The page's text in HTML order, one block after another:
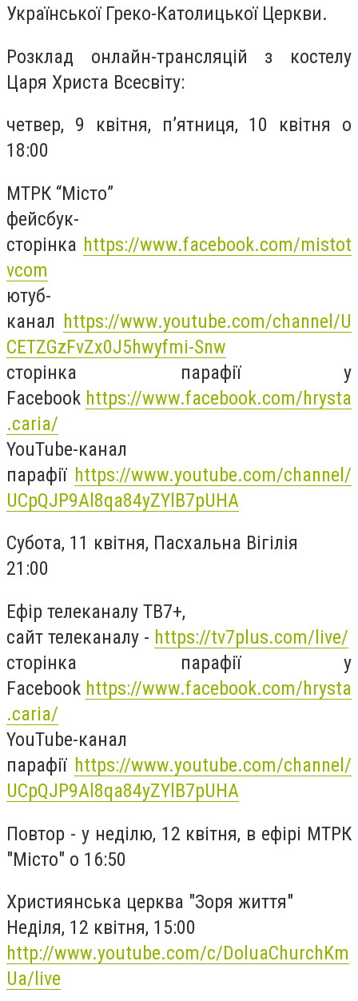
Української Греко-Католицької Церкви.
Розклад онлайн-трансляцій з костелу
Царя Христа Всесвіту:
четвер, 9 квітня, п’ятниця, 10 квітня о
18:00
МТРК “Місто”
фейсбук-
сторінка https://www.facebook.com/mistot
vcom
ютуб-
канал https://www.youtube.com/channel/U
CETZGzFvZx0J5hwyfmi-Snw
сторінка парафії у
Facebook https://www.facebook.com/hrysta
.caria/
YouTube-канал
парафії https://www.youtube.com/channel/
UCpQJP9Al8qa84yZYlB7pUHA
Субота, 11 квітня, Пасхальна Вігілія
21:00
Ефір телеканалу ТВ7+,
сайт телеканалу - https://tv7plus.com/live/
сторінка парафії у
Facebook https://www.facebook.com/hrysta
.caria/
YouTube-канал
парафії https://www.youtube.com/channel/
UCpQJP9Al8qa84yZYlB7pUHA
Повтор - у неділю, 12 квітня, в ефірі МТРК
"Місто" о 16:50
Християнська церква "Зоря життя"
Неділя, 12 квітня, 15:00
http://www.youtube.com/c/DoluaChurchKm
Ua/live